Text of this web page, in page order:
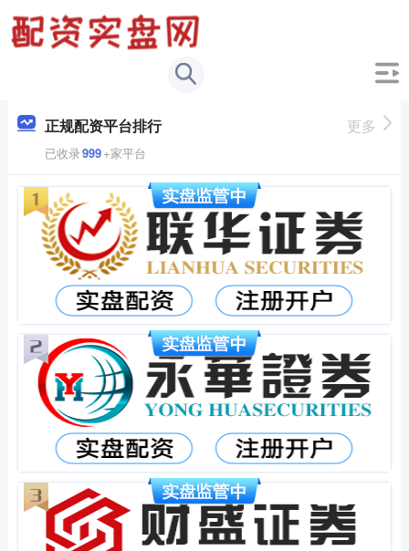
正规配资平台排行
已收录999+家平台
更多